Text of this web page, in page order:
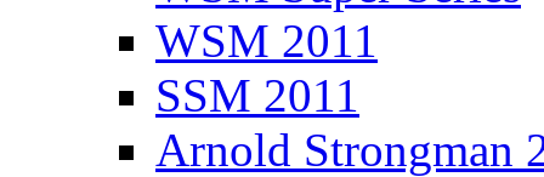
WSM 2011
SSM 2011
Arnold Strongman